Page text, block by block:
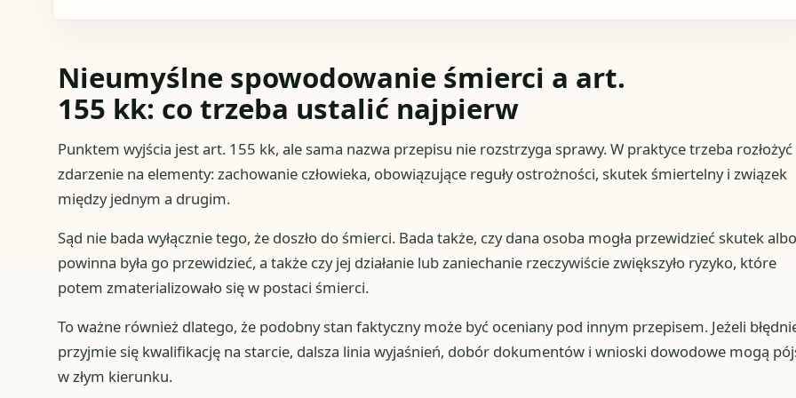
Nieumyślne spowodowanie śmierci a art.
155 kk: co trzeba ustalić najpierw
Punktem wyjścia jest art. 155 kk, ale sama nazwa przepisu nie rozstrzyga sprawy. W praktyce trzeba rozłożyć
zdarzenie na elementy: zachowanie człowieka, obowiązujące reguły ostrożności, skutek śmiertelny i związek
między jednym a drugim.
Sąd nie bada wyłącznie tego, że doszło do śmierci. Bada także, czy dana osoba mogła przewidzieć skutek albo
powinna była go przewidzieć, a także czy jej działanie lub zaniechanie rzeczywiście zwiększyło ryzyko, które
potem zmaterializowało się w postaci śmierci.
To ważne również dlatego, że podobny stan faktyczny może być oceniany pod innym przepisem. Jeżeli
przyjmie się kwalifikację na starcie, dalsza linia wyjaśnień, dobór dokumentów i wnioski dowodowe mogą
w złym kierunku.